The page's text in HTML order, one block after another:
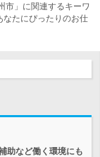
市」に関連するキーワ
なたにぴったりのお仕
助など働く環境にも